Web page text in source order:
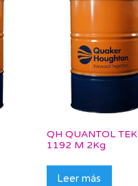
QH QUANTOL TEK
1192 M 2Kg
Leer más